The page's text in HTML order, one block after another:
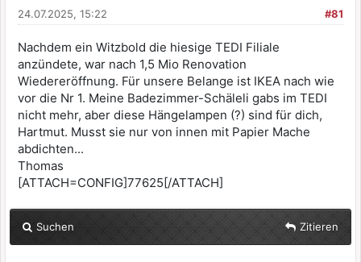
#81
24.07.2025, 15:22
Nachdem ein Witzbold die hiesige TEDI Filiale
anzündete, war nach 1,5 Mio Renovation
Wiedereröffnung. Für unsere Belange ist IKEA nach wie
vor die Nr 1. Meine Badezimmer-Schäleli gabs im TEDI
nicht mehr, aber diese Hängelampen (?) sind für dich,
Hartmut. Musst sie nur von innen mit Papier Mache
abdichten...
Thomas
[ATTACH=CONFIG]77625[/ATTACH]
Suchen Zitieren